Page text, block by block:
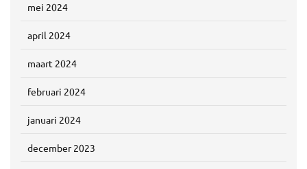
mei 2024
april 2024
maart 2024
februari 2024
januari 2024
december 2023